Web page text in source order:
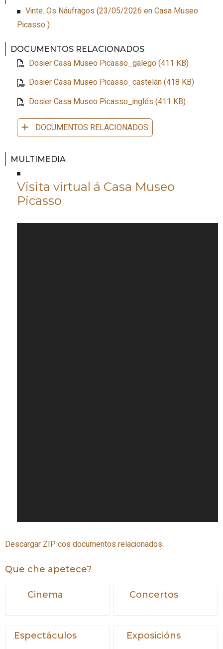
Vinte. Os Náufragos (23/05/2026 en Casa Museo
Picasso)
DOCUMENTOS RELACIONADOS
Dosier Casa Museo Picasso_galego (411 KB)
Dosier Casa Museo Picasso_castelán (418 KB)
Dosier Casa Museo Picasso_inglés (411 KB)
DOCUMENTOS RELACIONADOS
MULTIMEDIA
Visita virtual á Casa Museo
Picasso
Descargar ZIP cos documentos relacionados.
Que che apetece?
Cinema Concertos
Espectáculos Exposicións